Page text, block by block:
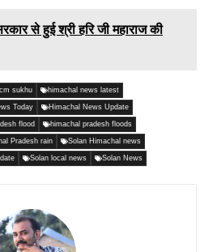
से हुई श्री हरि जी महाराज की
sukhu himachal news latest
Today Himachal News Update
flood himachal pradesh floods
Pradesh rain Solan Himachal news
Solan local news Solan News